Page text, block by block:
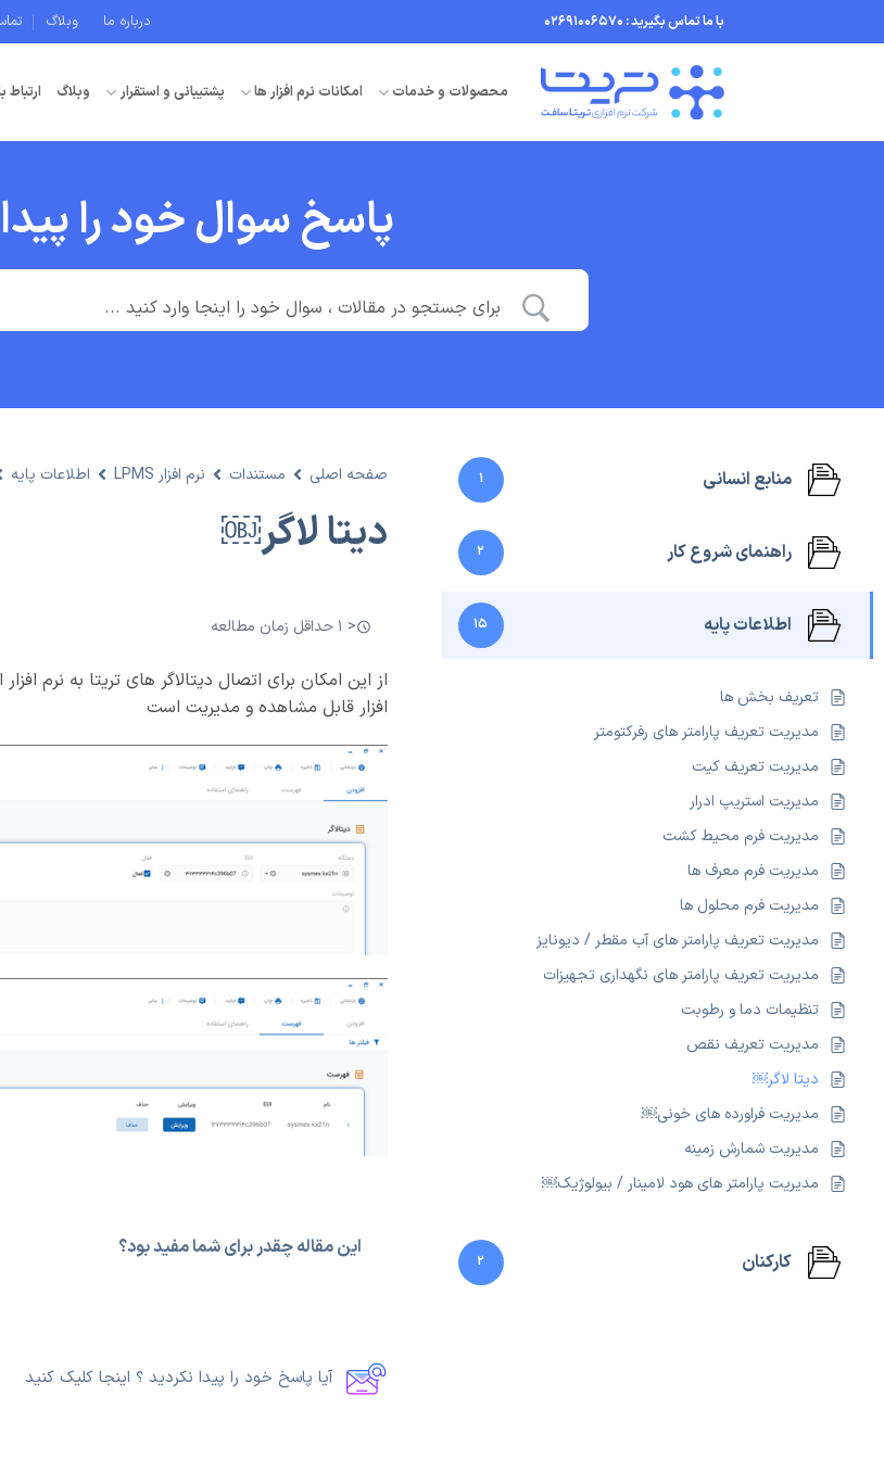
to
با ما تماس بگیرید : 02691006570 درباره ما وبلاگ
محصولات و خدمات امکانات نرم افزار ها پشتیبانی و استقرار وبلاگ ارتباط
پاسخ سوال خود را
منابع انسانی 1
راهنمای شروع کار 2
اطلاعات پایه 15
تعریف بخش ها
مدیریت تعریف پارامتر های رفرکتومتر
مدیریت تعریف کیت
مدیریت استریپ ادرار
مدیریت فرم محیط کشت
مدیریت فرم معرف ها
مدیریت فرم محلول ها
مدیریت تعریف پارامتر های آب مقطر / دیونایز
مدیریت تعریف پارامتر های نگهداری تجهیزات
تنظیمات دما و رطوبت
مدیریت تعریف نقص
دیتا لاگر￼
مدیریت فراورده های خونی￼
مدیریت شمارش زمینه
مدیریت پارامتر های هود لامینار / بیولوژیک￼
کارکنان 2
صفحه اصلی مستندات نرم افزار LPMS اطلاعات پایه
دیتا لاگر￼
< 1 حداقل زمان مطالعه
از این امکان برای اتصال دیتالاگر های تریتا به نرم
افزار قابل مشاهده و مدیریت است
این مقاله چقدر برای شما مفید بود؟
آیا پاسخ خود را پیدا نکردید ؟ اینجا کلیک کنید